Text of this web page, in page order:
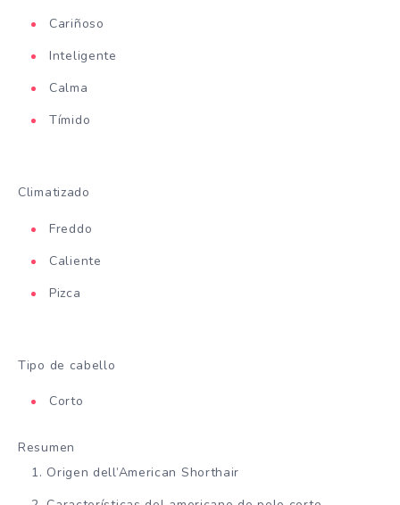
Cariñoso
Inteligente
Calma
Tímido
Climatizado
Freddo
Caliente
Pizca
Tipo de cabello
Corto
Resumen
Origen dell’American Shorthair